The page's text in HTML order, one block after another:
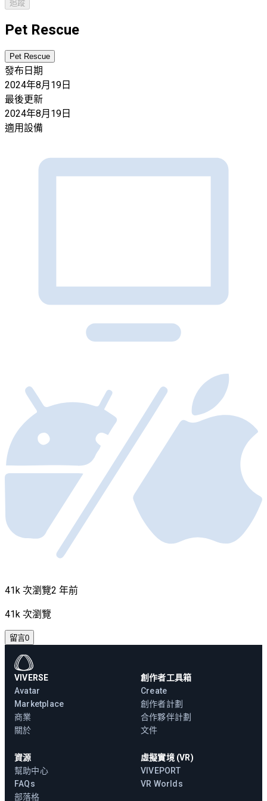
追蹤
Pet Rescue
Pet Rescue
發布日期
2024年8月19日
最後更新
2024年8月19日
適用設備
41k 次瀏覽2 年前
41k 次瀏覽
留言0
VIVERSE
Avatar
Marketplace
商業
關於
創作者工具箱
Create
創作者計劃
合作夥伴計劃
文件
資源
幫助中心
FAQs
部落格
虛擬實境 (VR)
VIVEPORT
VR Worlds